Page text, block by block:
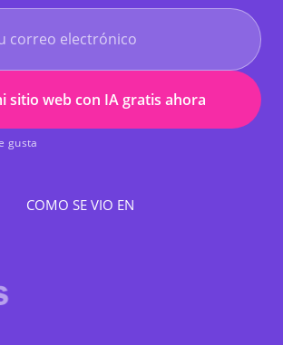
sitio web con IA gratis ahora
gusta
COMO SE VIO EN